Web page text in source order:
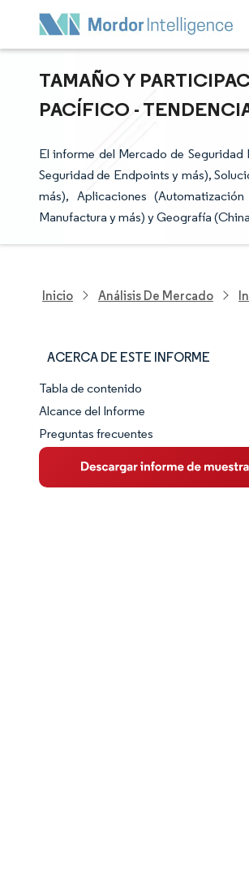
TAMAÑO Y
PACÍFICO -
El informe del Mercado de
Seguridad de Endpoints y más),
más), Aplicaciones
Manufactura y más) y Geografía
Inicio Análisis De Mercado
ACERCA DE ESTE INFORME
Panorama del Mercado
Visión General del Mercado
Tendencias Principales del Mercado
Tabla de contenido
Alcance del Informe
Preguntas frecuentes